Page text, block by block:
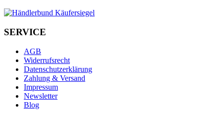
SERVICE
AGB
Widerrufsrecht
Datenschutzerklärung
Zahlung & Versand
Impressum
Newsletter
Blog